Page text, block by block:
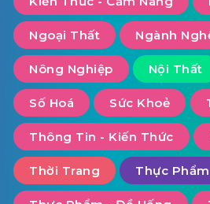
Ngoại Thất Ngành
Nông Nghiệp Nội Thất
Số Hoá Sức Khoẻ
Thông Tin - Kiến Thức
Thời Trang Thực Phẩm